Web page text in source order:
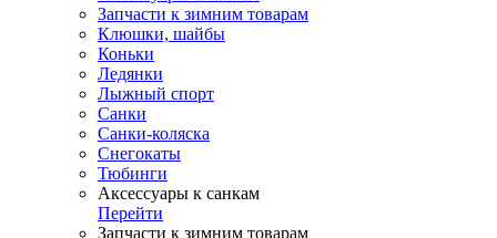
Запчасти к зимним товарам
Клюшки, шайбы
Коньки
Ледянки
Лыжный спорт
Санки
Санки-коляска
Снегокаты
Тюбинги
Аксессуары к санкам
Перейти
Запчасти к зимним товарам